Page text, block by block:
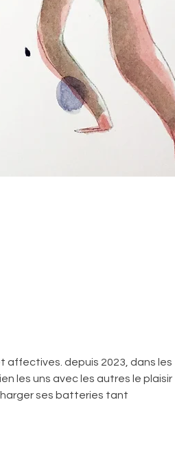
affectives. depuis 2023, dans les
les uns avec les autres le plaisir
ses batteries tant